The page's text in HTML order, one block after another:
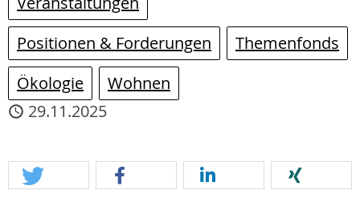
Positionen & Forderungen
Themenfonds
Ökologie
Wohnen
29.11.2025